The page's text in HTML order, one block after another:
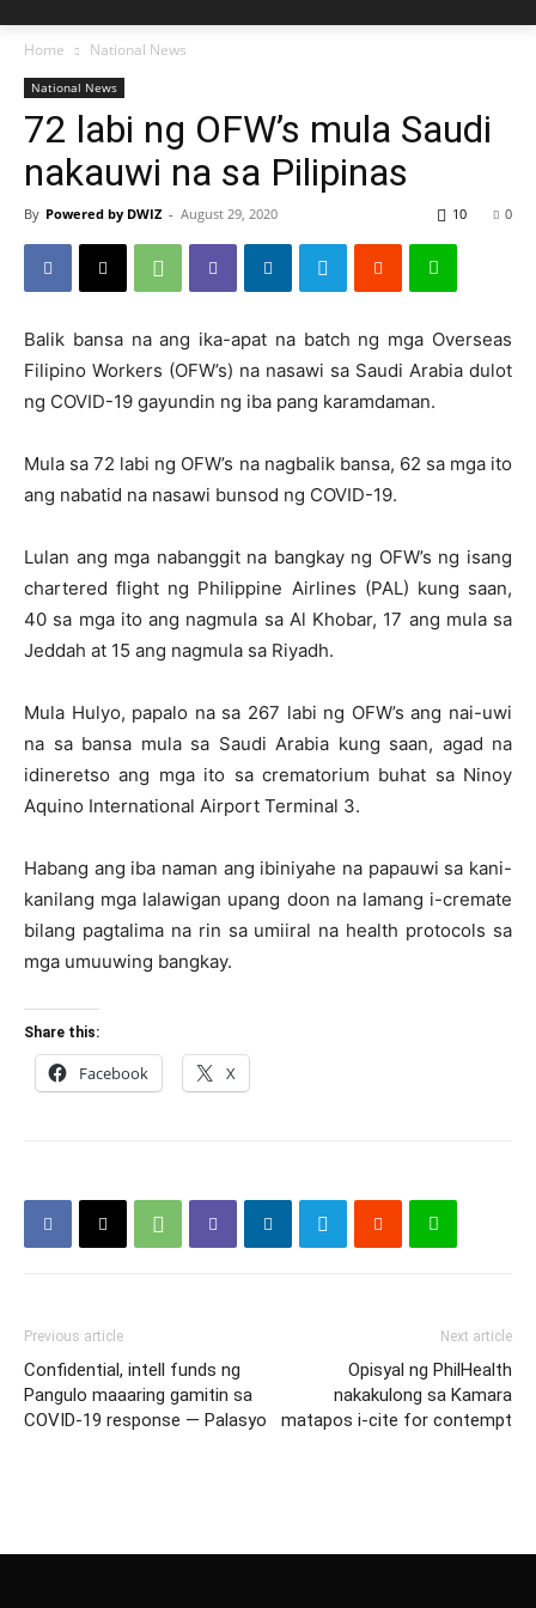
Home National News
National News
72 labi ng OFW’s mula Saudi
nakauwi na sa Pilipinas
By Powered by DWIZ - August 29, 2020 0
10
Balik bansa na ang ika-apat na batch ng mga Overseas
Filipino Workers (OFW’s) na nasawi sa Saudi Arabia dulot
ng COVID-19 gayundin ng iba pang karamdaman.
Mula sa 72 labi ng OFW’s na nagbalik bansa, 62 sa mga ito
ang nabatid na nasawi bunsod ng COVID-19.
Lulan ang mga nabanggit na bangkay ng OFW’s ng isang
chartered flight ng Philippine Airlines (PAL) kung saan,
40 sa mga ito ang nagmula sa Al Khobar, 17 ang mula sa
Jeddah at 15 ang nagmula sa Riyadh.
Mula Hulyo, papalo na sa 267 labi ng OFW’s ang nai-uwi
na sa bansa mula sa Saudi Arabia kung saan, agad na
idineretso ang mga ito sa crematorium buhat sa Ninoy
Aquino International Airport Terminal 3.
Habang ang iba naman ang ibiniyahe na papauwi sa kani-
kanilang mga lalawigan upang doon na lamang i-cremate
bilang pagtalima na rin sa umiiral na health protocols sa
mga umuuwing bangkay.
Share this:
Facebook X
Previous article
Confidential, intell funds ng
Pangulo maaaring gamitin sa
COVID-19 response — Palasyo
Next article
Opisyal ng PhilHealth
nakakulong sa Kamara
matapos i-cite for contempt